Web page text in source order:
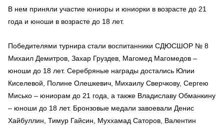
В нем приняли участие юниоры и юниорки в возрасте до 21
года и юноши в возрасте до 18 лет.
Победителями турнира стали воспитанники СДЮСШОР № 8
Михаил Демитров, Захар Груздев, Магомед Магомедов –
юноши до 18 лет. Серебряные награды достались Юлии
Киселевой, Полине Олешкевич, Михаилу Сверчкову, Сергею
Мисько – юниорам до 21 года, а также Владиславу Обманкину
– юноши до 18 лет. Бронзовые медали завоевали Денис
Хайбуллин, Тимур Гайсин, Муххамад Саторов, Валентин